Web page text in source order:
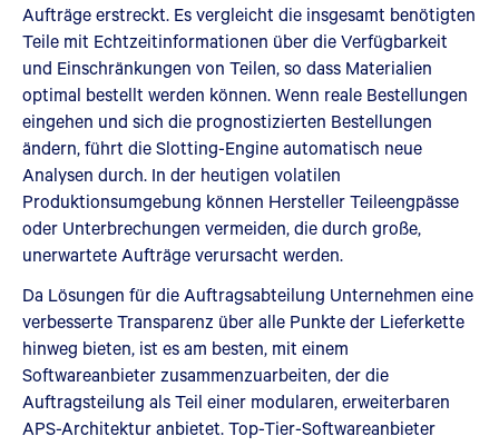
Aufträge erstreckt. Es vergleicht die insgesamt benötigten
Teile mit Echtzeitinformationen über die Verfügbarkeit
und Einschränkungen von Teilen, so dass Materialien
optimal bestellt werden können. Wenn reale Bestellungen
eingehen und sich die prognostizierten Bestellungen
ändern, führt die Slotting-Engine automatisch neue
Analysen durch. In der heutigen volatilen
Produktionsumgebung können Hersteller Teileengpässe
oder Unterbrechungen vermeiden, die durch große,
unerwartete Aufträge verursacht werden.
Da Lösungen für die Auftragsabteilung Unternehmen eine
verbesserte Transparenz über alle Punkte der Lieferkette
hinweg bieten, ist es am besten, mit einem
Softwareanbieter zusammenzuarbeiten, der die
Auftragsteilung als Teil einer modularen, erweiterbaren
APS-Architektur anbietet. Top-Tier-Softwareanbieter